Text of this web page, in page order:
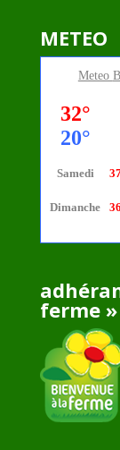
METEO
Meteo
ferme »